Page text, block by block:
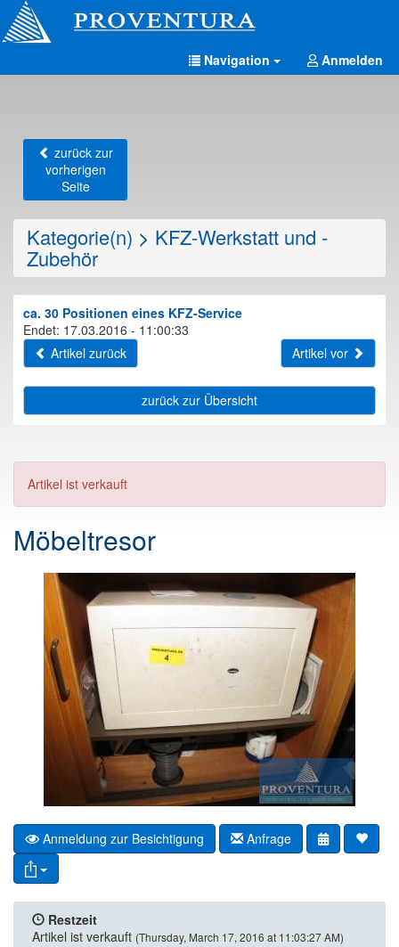
Navigation Anmelden
zurück zur
vorherigen
Seite
Kategorie(n) > KFZ-Werkstatt und -
Zubehör
ca. 30 Positionen eines KFZ-Service
Endet: 17.03.2016 - 11:00:33
Artikel zurück
Artikel vor
zurück zur Übersicht
Artikel ist verkauft
Möbeltresor
Anmeldung zur Besichtigung Anfrage
Restzeit
Artikel ist verkauft (Thursday, March 17, 2016 at 11:03:27 AM)